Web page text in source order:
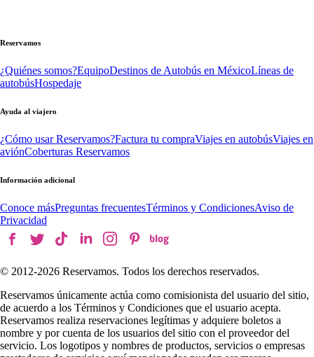
Reservamos
¿Quiénes somos?EquipoDestinos de Autobús en MéxicoLíneas de
autobúsHospedaje
Ayuda al viajero
¿Cómo usar Reservamos?Factura tu compraViajes en autobúsViajes en
aviónCoberturas Reservamos
Información adicional
Conoce másPreguntas frecuentesTérminos y CondicionesAviso de
Privacidad
© 2012-2026 Reservamos. Todos los derechos reservados.
Reservamos únicamente actúa como comisionista del usuario del sitio,
de acuerdo a los Términos y Condiciones que el usuario acepta.
Reservamos realiza reservaciones legítimas y adquiere boletos a
nombre y por cuenta de los usuarios del sitio con el proveedor del
servicio. Los logotipos y nombres de productos, servicios o empresas